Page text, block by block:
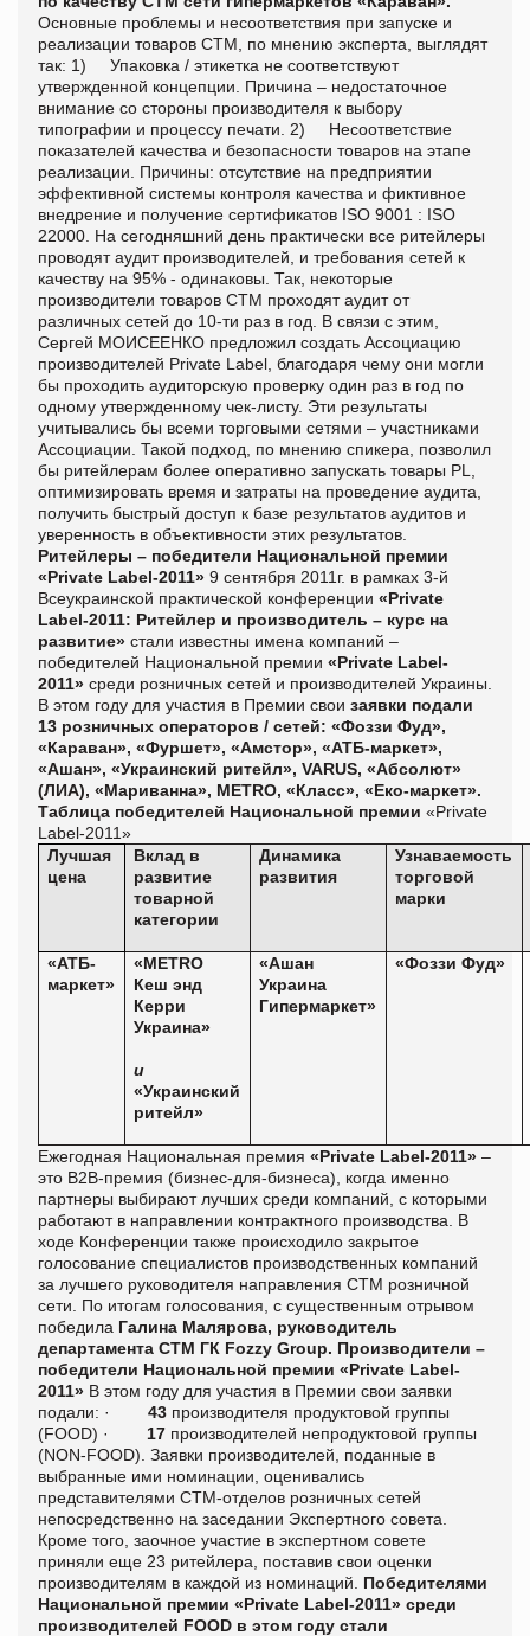
Основные проблемы и несоответствия при запуске и
реализации товаров СТМ, по мнению эксперта, выглядят
так: 1) Упаковка / этикетка не соответствуют
утвержденной концепции. Причина – недостаточное
внимание со стороны производителя к выбору
типографии и процессу печати. 2) Несоответствие
показателей качества и безопасности товаров на этапе
реализации. Причины: отсутствие на предприятии
эффективной системы контроля качества и фиктивное
внедрение и получение сертификатов ISO 9001 : ISO
22000. На сегодняшний день практически все ритейлеры
проводят аудит производителей, и требования сетей к
качеству на 95% - одинаковы. Так, некоторые
производители товаров СТМ проходят аудит от
различных сетей до 10-ти раз в год. В связи с этим,
Сергей МОИСЕЕНКО предложил создать Ассоциацию
производителей Private Label, благодаря чему они могли
бы проходить аудиторскую проверку один раз в год по
одному утвержденному чек-листу. Эти результаты
учитывались бы всеми торговыми сетями – участниками
Ассоциации. Такой подход, по мнению спикера, позволил
бы ритейлерам более оперативно запускать товары PL,
оптимизировать время и затраты на проведение аудита,
получить быстрый доступ к базе результатов аудитов и
уверенность в объективности этих результатов.
Ритейлеры – победители Национальной премии
«Private Label-2011» 9 сентября 2011г. в рамках 3-й
Всеукраинской практической конференции «Private
Label-2011: Ритейлер и производитель – курс на
развитие» стали известны имена компаний –
победителей Национальной премии «Private Label-
2011» среди розничных сетей и производителей Украины.
В этом году для участия в Премии свои заявки подали
13 розничных операторов / сетей: «Фоззи Фуд»,
«Караван», «Фуршет», «Амстор», «АТБ-маркет»,
«Ашан», «Украинский ритейл», VARUS, «Абсолют»
(ЛИА), «Мариванна», METRO, «Класс», «Еко-маркет».
Таблица победителей Национальной премии «Private
Label-2011»
Лучшая
цена
Вклад в
развитие
товарной
категории
Динамика
развития
Узнаваемость
торговой
марки
«АТБ-
маркет»
«METRO
Кеш энд
Керри
Украина»
и
«Украинский
ритейл»
«Ашан
Украина
Гипермаркет»
«Фоззи Фуд»
Ежегодная Национальная премия «Private Label-2011» –
это В2В-премия (бизнес-для-бизнеса), когда именно
партнеры выбирают лучших среди компаний, с которыми
работают в направлении контрактного производства. В
ходе Конференции также происходило закрытое
голосование специалистов производственных компаний
за лучшего руководителя направления СТМ розничной
сети. По итогам голосования, с существенным отрывом
победила Галина Малярова, руководитель
департамента СТМ ГК Fozzy Group. Производители –
победители Национальной премии «Private Label-
2011» В этом году для участия в Премии свои заявки
подали: · 43 производителя продуктовой группы
(FOOD) · 17 производителей непродуктовой группы
(NON-FOOD). Заявки производителей, поданные в
выбранные ими номинации, оценивались
представителями СТМ-отделов розничных сетей
непосредственно на заседании Экспертного совета.
Кроме того, заочное участие в экспертном совете
приняли еще 23 ритейлера, поставив свои оценки
производителям в каждой из номинаций. Победителями
Национальной премии «Private Label-2011» среди
производителей FOOD в этом году стали